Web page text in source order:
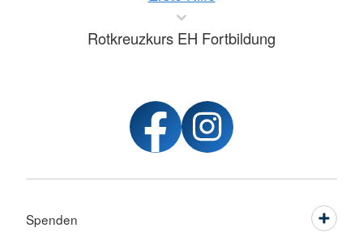
Rotkreuzkurs EH Fortbildung
Spenden